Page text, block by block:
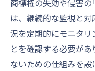
商標権の失効や侵害
は、継続的な監視と
況を定期的にモニタ
とを確認する必要が
ないための仕組みを